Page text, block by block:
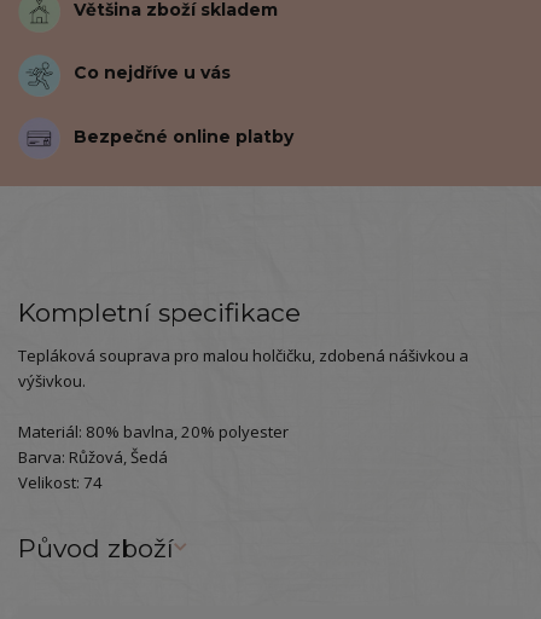
Většina zboží skladem
Co nejdříve u vás
Bezpečné online platby
Kompletní specifikace
Tepláková souprava pro malou holčičku, zdobená nášivkou a
výšivkou.
Materiál: 80% bavlna, 20% polyester
Barva: Růžová, Šedá
Velikost: 74
Původ zboží